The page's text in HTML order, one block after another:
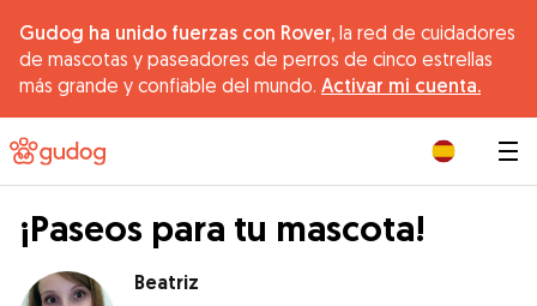
Gudog ha unido fuerzas con Rover, la red de cuidadores
de mascotas y paseadores de perros de cinco estrellas
más grande y confiable del mundo. Activar mi cuenta.
¡Paseos para tu mascota!
Beatriz